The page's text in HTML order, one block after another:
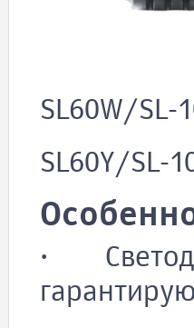
SL60W/SL-
SL60Y/SL-
·